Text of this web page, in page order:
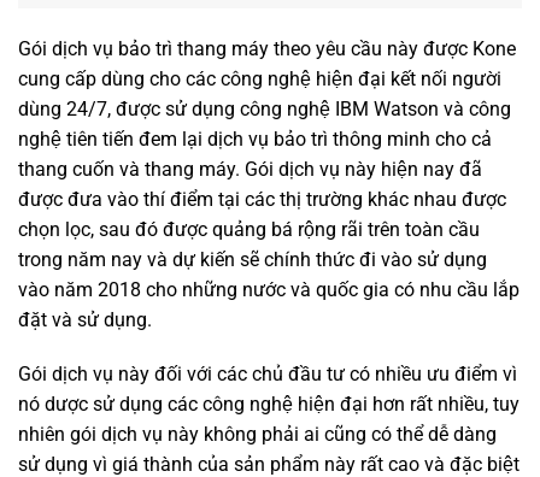
Gói dịch vụ bảo trì thang máy theo yêu cầu này được Kone
cung cấp dùng cho các công nghệ hiện đại kết nối người
dùng 24/7, được sử dụng công nghệ IBM Watson và công
nghệ tiên tiến đem lại dịch vụ bảo trì thông minh cho cả
thang cuốn và thang máy. Gói dịch vụ này hiện nay đã
được đưa vào thí điểm tại các thị trường khác nhau được
chọn lọc, sau đó được quảng bá rộng rãi trên toàn cầu
trong năm nay và dự kiến sẽ chính thức đi vào sử dụng
vào năm 2018 cho những nước và quốc gia có nhu cầu lắp
đặt và sử dụng.
Gói dịch vụ này đối với các chủ đầu tư có nhiều ưu điểm vì
nó dược sử dụng các công nghệ hiện đại hơn rất nhiều, tuy
nhiên gói dịch vụ này không phải ai cũng có thể dễ dàng
sử dụng vì giá thành của sản phẩm này rất cao và đặc biệt